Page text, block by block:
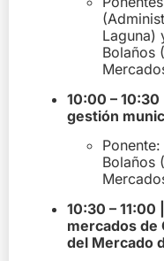
Laguna)
Bolaños
10:00 –
gestión
Ponente:
Bolaños
10:30 – 11:00
mercados de
del Mercado